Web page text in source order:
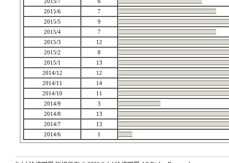
2015/6
7
2015/5
9
2015/4
7
2015/3
12
2015/2
8
2015/1
13
2014/12
12
2014/11
14
2014/10
11
2014/9
3
2014/8
13
2014/7
13
2014/6
1